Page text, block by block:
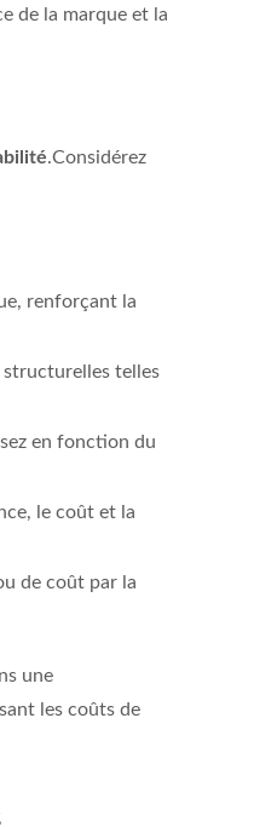
de la marque et la
.Considérez
renforçant la
telles
en fonction du
le coût et la
de coût par la
une
les coûts de